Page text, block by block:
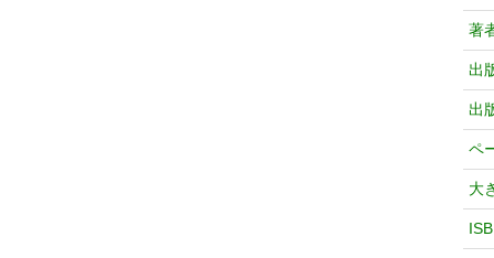
著
出
出
ペ
大